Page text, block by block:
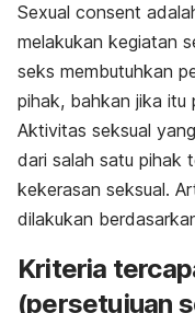
Sexual consent
melakukan kegiatan
seks membutuhkan
pihak, bahkan jika itu
Aktivitas seksual
dari salah satu pihak
kekerasan seksual.
dilakukan
Kriteria
(persetujuan